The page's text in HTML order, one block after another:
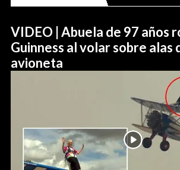
VIDEO | Abuela de 97 años
Guinness al volar sobre alas
avioneta